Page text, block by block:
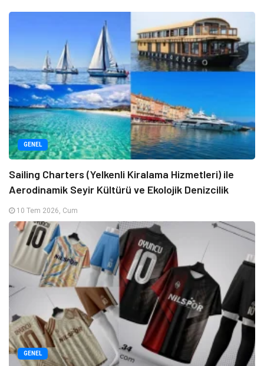
GENEL
Sailing Charters (Yelkenli Kiralama Hizmetleri) ile
Aerodinamik Seyir Kültürü ve Ekolojik Denizcilik
10 Tem 2026, Cum
GENEL